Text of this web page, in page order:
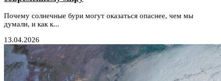
Почему солнечные бури могут оказаться опаснее, чем мы
думали, и как к...
13.04.2026